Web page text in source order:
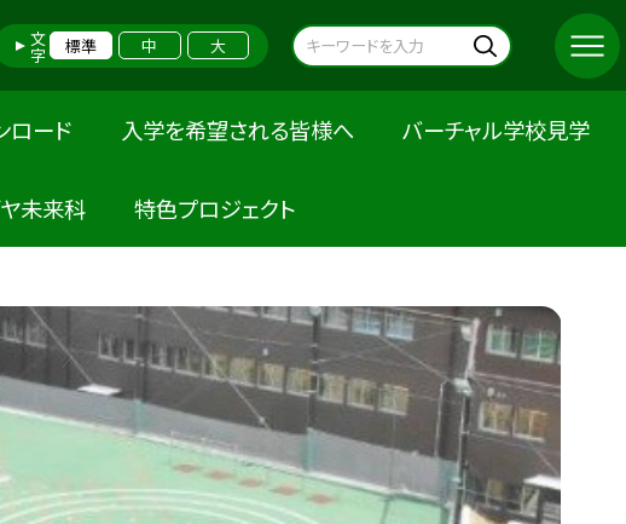
文字 標準 中 大
ロード 入学を希望される皆様へ バーチャル学校見学
未来科 特色プロジェクト